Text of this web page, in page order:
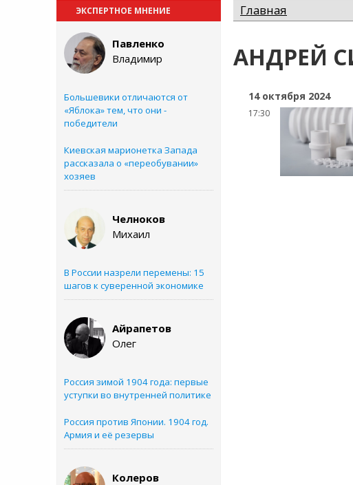
ЭКСПЕРТНОЕ МНЕНИЕ
Павленко
Владимир
Большевики отличаются от
«Яблока» тем, что они -
победители
Киевская марионетка Запада
рассказала о «переобувании»
хозяев
Челноков
Михаил
В России назрели перемены: 15
шагов к суверенной экономике
Айрапетов
Олег
Россия зимой 1904 года: первые
уступки во внутренней политике
Россия против Японии. 1904 год.
Армия и её резервы
Колеров
Главная
АНДРЕЙ
14 октября 2024
17:30